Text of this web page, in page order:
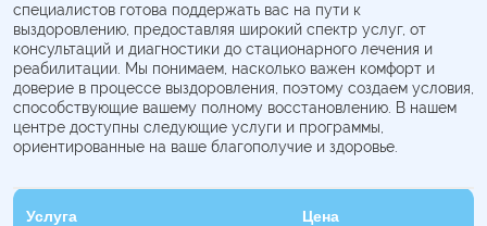
специалистов готова поддержать вас на пути к
выздоровлению, предоставляя широкий спектр услуг, от
консультаций и диагностики до стационарного лечения и
реабилитации. Мы понимаем, насколько важен комфорт и
доверие в процессе выздоровления, поэтому создаем условия,
способствующие вашему полному восстановлению. В нашем
центре доступны следующие услуги и программы,
ориентированные на ваше благополучие и здоровье.
Услуга Цена